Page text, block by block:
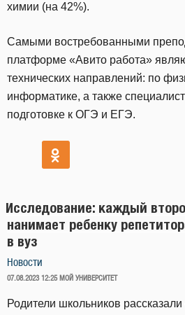
химии (на 42%).
Самыми востребованными
платформе «Авито работа»
технических направлений: по
информатике, а также
подготовке к ОГЭ и ЕГЭ.
Исследование: каждый
нанимает ребенку
в вуз
Новости
ОПУБЛИКОВАНО
07.08.2023 12:25 МОЙ УНИВЕРСИТЕТ
Родители школьников